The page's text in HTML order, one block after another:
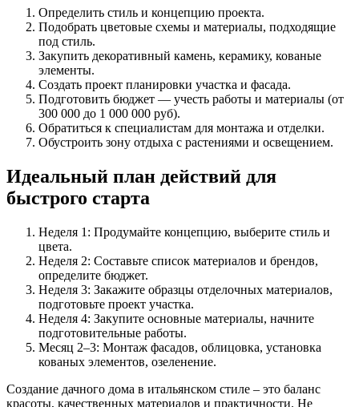
Определить стиль и концепцию проекта.
Подобрать цветовые схемы и материалы, подходящие
под стиль.
Закупить декоративный камень, керамику, кованые
элементы.
Создать проект планировки участка и фасада.
Подготовить бюджет — учесть работы и материалы (от
300 000 до 1 000 000 руб).
Обратиться к специалистам для монтажа и отделки.
Обустроить зону отдыха с растениями и освещением.
Идеальный план действий для
быстрого старта
Неделя 1: Продумайте концепцию, выберите стиль и
цвета.
Неделя 2: Составьте список материалов и брендов,
определите бюджет.
Неделя 3: Закажите образцы отделочных материалов,
подготовьте проект участка.
Неделя 4: Закупите основные материалы, начните
подготовительные работы.
Месяц 2–3: Монтаж фасадов, облицовка, установка
кованых элементов, озеленение.
Создание дачного дома в итальянском стиле – это баланс
красоты, качественных материалов и практичности. Не